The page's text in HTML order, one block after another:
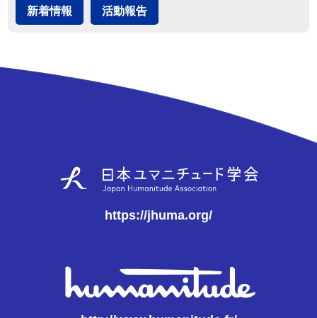
新着情報 活動報告
https://jhuma.org/